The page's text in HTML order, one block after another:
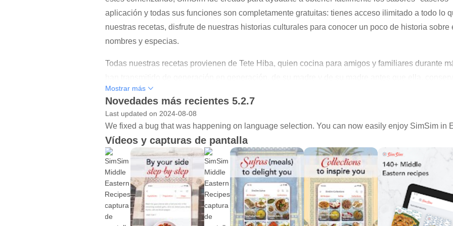
aplicación y todas sus funciones son completamente gratuitas: tienes acceso ilimitado a todo lo
nuestras recetas, disfrute de nuestras historias culturales para conocer un poco de historia
nombres y especias.
Todas nuestras recetas provienen de Tete Hiba, quien cocina para amigos y familiares durante
árabe casera.
CARACTERÍSTICAS:
- Hacer que cocinar sea fácil: ¡Nuestras instrucciones detalladas y fotografías paso a paso hacen
árabe en casa sea más fácil que nunca!
- Colecciones inspiradoras: explore colecciones temáticas como "Platos que a los niños les
poco presupuesto" para inspirar su próxima comida.
- Historias culturales: lea historias y anécdotas fascinantes sobre los ingredientes y platos que le
- Planificador semanal: programe sus comidas a lo largo de la semana para mantenerse
- Lista de compras: combine ingredientes de diferentes recetas en una lista de compras
Mostrar más
Novedades más recientes 5.2.7
Last updated on 2024-08-08
We fixed a bug that was happening on language selection. You can now easily enjoy SimSim in
Vídeos y capturas de pantalla